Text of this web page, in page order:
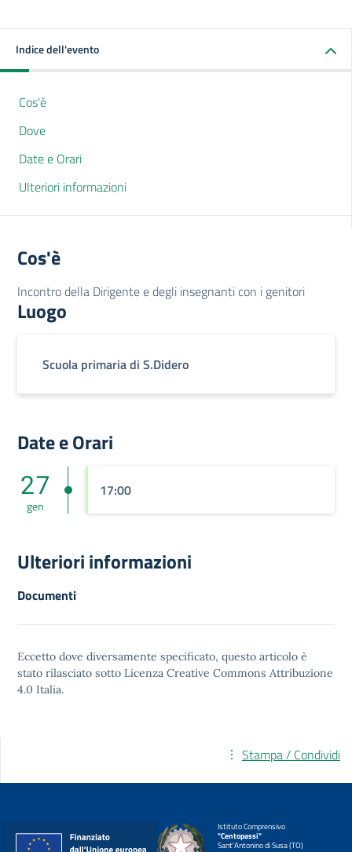
Indice dell'evento
Cos'è
Dove
Date e Orari
Ulteriori informazioni
Cos'è
Incontro della Dirigente e degli insegnanti con i genitori
Luogo
Scuola primaria di S.Didero
Date e Orari
27
gen
17:00
Ulteriori informazioni
Documenti
Eccetto dove diversamente specificato, questo articolo è
stato rilasciato sotto Licenza Creative Commons Attribuzione
4.0 Italia.
Stampa / Condividi
Istituto Comprensivo
"Centopassi"
Sant'Antonino di Susa (TO)